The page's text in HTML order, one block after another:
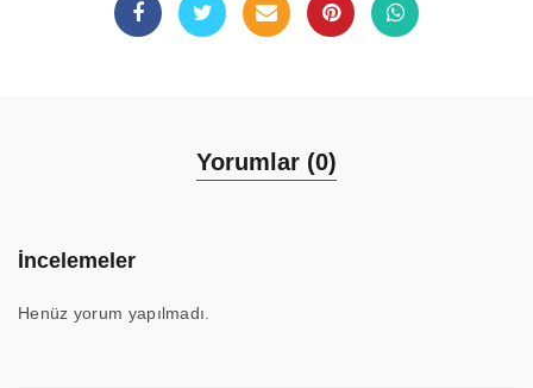
Yorumlar (0)
İncelemeler
Henüz yorum yapılmadı.